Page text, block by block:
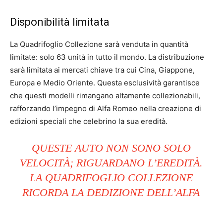
Disponibilità limitata
La Quadrifoglio Collezione sarà venduta in quantità
limitate: solo 63 unità in tutto il mondo. La distribuzione
sarà limitata ai mercati chiave tra cui Cina, Giappone,
Europa e Medio Oriente. Questa esclusività garantisce
che questi modelli rimangano altamente collezionabili,
rafforzando l’impegno di Alfa Romeo nella creazione di
edizioni speciali che celebrino la sua eredità.
QUESTE AUTO NON SONO SOLO
VELOCITÀ; RIGUARDANO L’EREDITÀ.
LA QUADRIFOGLIO COLLEZIONE
RICORDA LA DEDIZIONE DELL’ALFA